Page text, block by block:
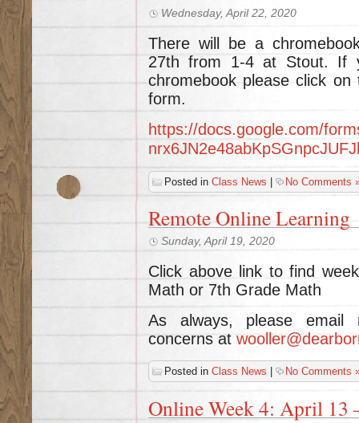
Wednesday, April 22, 2020
There will be a
27th from 1-4 at Stout. If
chromebook please click
form.
https://docs.google.com/
Posted in Class News | No Comments
Remote Online Learning
Sunday, April 19, 2020
Click above link to find
Math or 7th Grade Math
As always, please
concerns at
Posted in Class News No Comments
Online Week 4: April 13